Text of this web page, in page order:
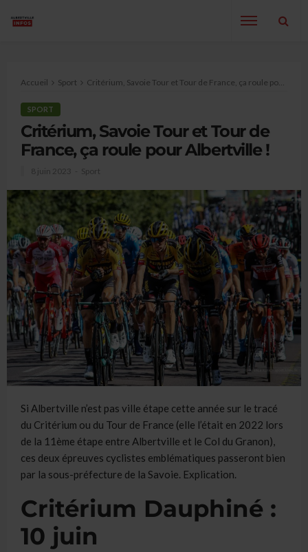
Accueil Sport Critérium, Savoie Tour et Tour de France, ça roule pour Albertville !
SPORT
Critérium, Savoie Tour et Tour de
France, ça roule pour Albertville !
8 juin 2023 Sport
Si Albertville n’est pas ville étape cette année sur le tracé
du Critérium ou du Tour de France (elle l’était en 2022 lors
de la 11ème étape entre Albertville et le Col du Granon),
ces deux épreuves cyclistes emblématiques passeront bien
par la sous-préfecture de la Savoie. Explication.
Critérium Dauphiné :
10 juin